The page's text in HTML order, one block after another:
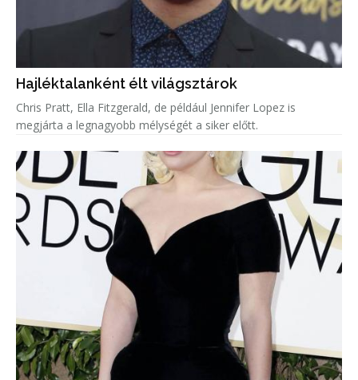
Hajléktalanként élt világsztárok
Chris Pratt, Ella Fitzgerald, de például Jennifer Lopez is
megjárta a legnagyobb mélységét a siker előtt.